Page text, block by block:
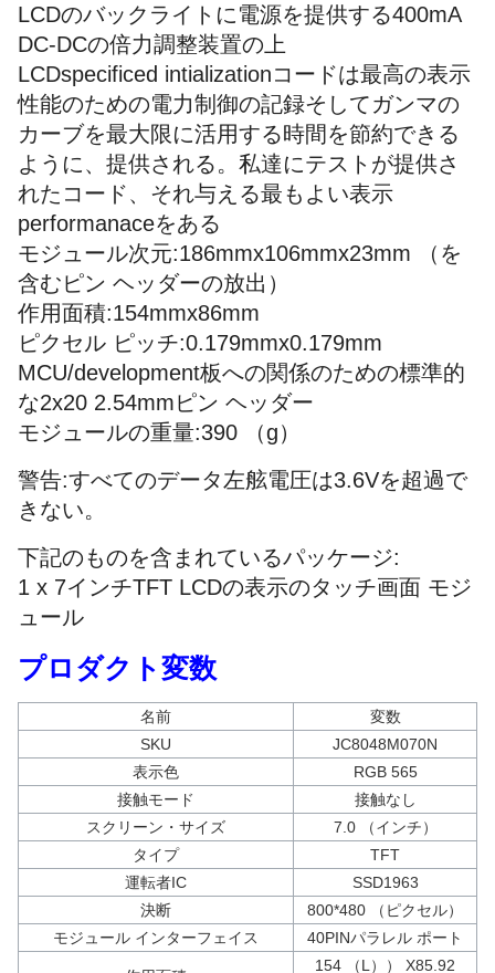
LCDのバックライトに電源を提供する400mA
DC-DCの倍力調整装置の上
LCDspecificed intializationコードは最高の表示
性能のための電力制御の記録そしてガンマの
カーブを最大限に活用する時間を節約できる
ように、提供される。私達にテストが提供さ
れたコード、それ与える最もよい表示
performanaceをある
モジュール次元:186mmx106mmx23mm （を
含むピン ヘッダーの放出）
作用面積:154mmx86mm
ピクセル ピッチ:0.179mmx0.179mm
MCU/development板への関係のための標準的
な2x20 2.54mmピン ヘッダー
モジュールの重量:390 （g）
警告:すべてのデータ左舷電圧は3.6Vを超過で
きない。
下記のものを含まれているパッケージ:
1 x 7インチTFT LCDの表示のタッチ画面 モジ
ュール
プロダクト変数
名前
変数
SKU
JC8048M070N
表示色
RGB 565
接触モード
接触なし
スクリーン・サイズ
7.0 （インチ）
タイプ
TFT
運転者IC
SSD1963
決断
800*480 （ピクセル）
モジュール インターフェイス
40PINパラレル ポート
154 （L）） X85.92